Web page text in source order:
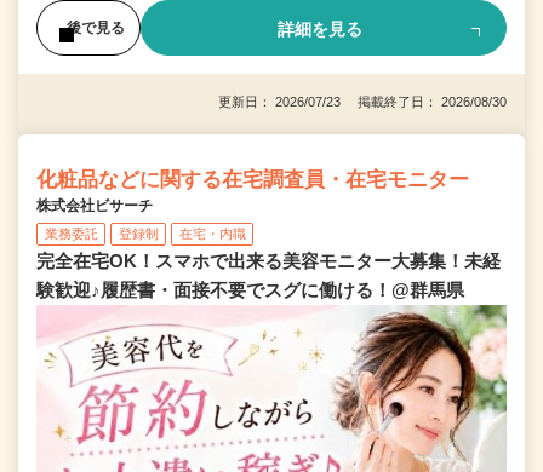
後で見る 詳細を見る
更新日： 2026/07/23 掲載終了日： 2026/08/30
化粧品などに関する在宅調査員・在宅モニター
株式会社ビサーチ
業務委託 登録制 在宅・内職
完全在宅OK！スマホで出来る美容モニター大募集！未経
験歓迎♪履歴書・面接不要でスグに働ける！@群馬県